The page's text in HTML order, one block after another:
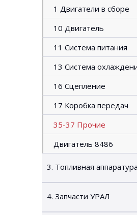
1 Двигатели в сборе
10 Двигатель
11 Система питания
13 Система
16 Сцепление
17 Коробка передач
35-37 Прочие
Двигатель 8486
3. Топливная аппаратура
4. Запчасти УРАЛ